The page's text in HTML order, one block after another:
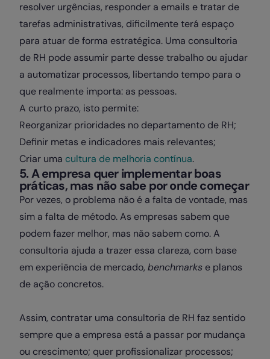
resolver urgências, responder a emails e tratar de
tarefas administrativas, dificilmente terá espaço
para atuar de forma estratégica. Uma consultoria
de RH pode assumir parte desse trabalho ou ajudar
a automatizar processos, libertando tempo para o
que realmente importa: as pessoas.
A curto prazo, isto permite:
Reorganizar prioridades no departamento de RH;
Definir metas e indicadores mais relevantes;
Criar uma cultura de melhoria contínua.
5. A empresa quer implementar boas
práticas, mas não sabe por onde começar
Por vezes, o problema não é a falta de vontade, mas
sim a falta de método. As empresas sabem que
podem fazer melhor, mas não sabem como. A
consultoria ajuda a trazer essa clareza, com base
em experiência de mercado, benchmarks e planos
de ação concretos.
Assim, contratar uma consultoria de RH faz sentido
sempre que a empresa está a passar por mudança
ou crescimento; quer profissionalizar processos;